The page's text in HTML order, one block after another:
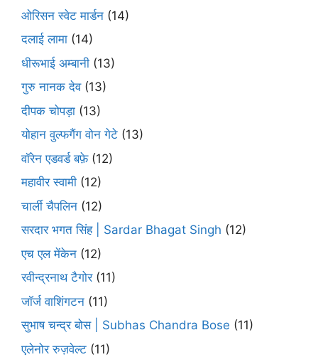
ओरिसन स्‍वेट मार्डन (14)
दलाई लामा (14)
धीरूभाई अम्बानी (13)
गुरु नानक देव(13)
दीपक चोपड़ा (13)
योहान वुल्फगैंग वोन गेटे (13)
वॉरेन एडवर्ड बफ़े(12)
महावीर स्वामी (12)
चार्ली चैपलिन (12)
सरदार भगत सिंह | Sardar Bhagat Singh (12)
एच एल मेंकेन (12)
रवीन्द्रनाथ टैगोर(11)
जॉर्ज वाशिंगटन (11)
सुभाष चन्द्र बोस | Subhas Chandra Bose (11)
एलेनोर रुज़वेल्ट (11)